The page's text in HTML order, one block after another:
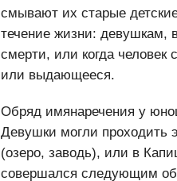
лет, проводится обряд
смывают их старые
течение жизни: девушкам,
смерти, или когда человек
Обряд имянаречения у
Девушки могли проходить
(озеро, заводь), или в